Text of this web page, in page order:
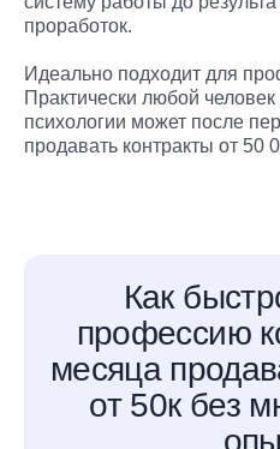
проработок.
Идеально подходит для
Практически любой
психологии может после
продавать контракты от 50
Как
профессию
месяца
от 50к без